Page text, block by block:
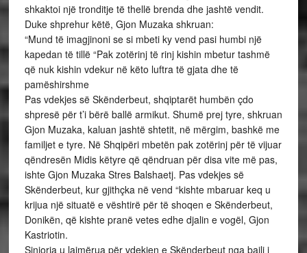
shkaktoi një tronditje të thellë brenda dhe jashtë vendit.
Duke shprehur këtë, Gjon Muzaka shkruan:
“Mund të imagjinoni se si mbeti ky vend pasi humbi një
kapedan të tillë “Pak zotërinj të rinj kishin mbetur tashmë
që nuk kishin vdekur në këto luftra të gjata dhe të
pamëshirshme
Pas vdekjes së Skënderbeut, shqiptarët humbën çdo
shpresë për t’i bërë ballë armikut. Shumë prej tyre, shkruan
Gjon Muzaka, kaluan jashtë shtetit, në mërgim, bashkë me
familjet e tyre. Në Shqipëri mbetën pak zotërinj për të vijuar
qëndresën Midis këtyre që qëndruan për disa vite më pas,
ishte Gjon Muzaka Stres Balshaetj. Pas vdekjes së
Skënderbeut, kur gjithçka në vend “kishte mbaruar keq u
krijua një situatë e vështirë për të shoqen e Skënderbeut,
Donikën, që kishte pranë vetes edhe djalin e vogël, Gjon
Kastriotin.
Sinjoria u lajmërua për vdekjen e Skënderbeut nga bajli i